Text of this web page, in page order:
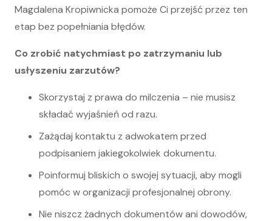
Magdalena Kropiwnicka pomoże Ci przejść przez ten
etap bez popełniania błędów.
Co zrobić natychmiast po zatrzymaniu lub
usłyszeniu zarzutów?
Skorzystaj z prawa do milczenia – nie musisz
składać wyjaśnień od razu.
Zażądaj kontaktu z adwokatem przed
podpisaniem jakiegokolwiek dokumentu.
Poinformuj bliskich o swojej sytuacji, aby mogli
pomóc w organizacji profesjonalnej obrony.
Nie niszcz żadnych dokumentów ani dowodów,